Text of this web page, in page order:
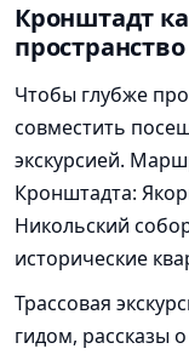
Кронштадт
пространство
Чтобы глубже
совместить
экскурсией.
Кронштадта:
Никольский
исторические
Трассовая
гидом, рассказы